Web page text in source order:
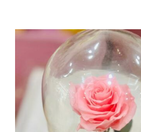
AÑADIR AL CARRITO